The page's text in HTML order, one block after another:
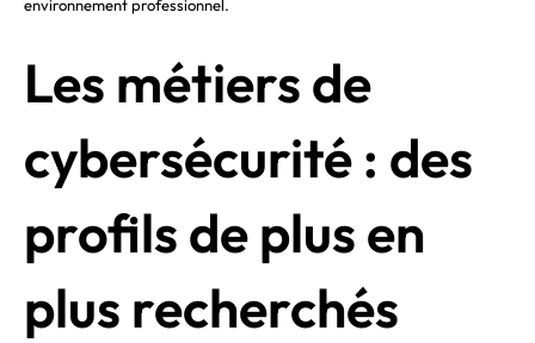
environnement professionnel.
Les métiers de
cybersécurité : des
profils de plus en
plus recherchés